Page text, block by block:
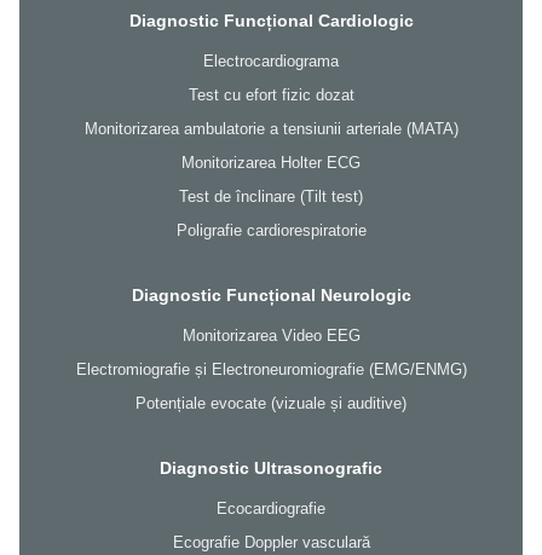
Diagnostic Funcțional Cardiologic
Electrocardiograma
Test cu efort fizic dozat
Monitorizarea ambulatorie a tensiunii arteriale (MATA)
Monitorizarea Holter ECG
Test de înclinare (Tilt test)
Poligrafie cardiorespiratorie
Diagnostic Funcțional Neurologic
Monitorizarea Video EEG
Electromiografie și Electroneuromiografie (EMG/ENMG)
Potențiale evocate (vizuale și auditive)
Diagnostic Ultrasonografic
Ecocardiografie
Ecografie Doppler vasculară